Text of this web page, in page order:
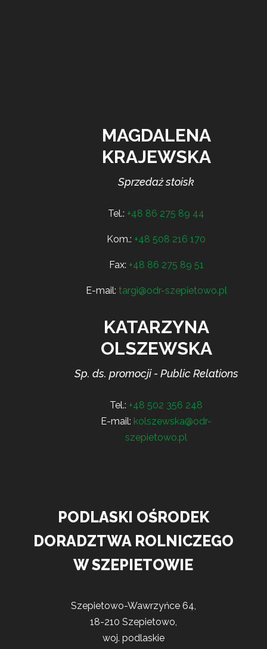
MAGDALENA
KRAJEWSKA
Sprzedaż stoisk
Tel.: +48 86 275 89 44
Kom.: +48 508 216 170
Fax: +48 86 275 89 51
E-mail: targi@odr-szepietowo.pl
KATARZYNA
OLSZEWSKA
Sp. ds. promocji - Public Relations
Tel.: +48 502 356 248
E-mail: kolszewska@odr-
szepietowo.pl
PODLASKI OŚRODEK
DORADZTWA ROLNICZEGO
W SZEPIETOWIE
Szepietowo-Wawrzyńce 64,
18-210 Szepietowo,
woj. podlaskie